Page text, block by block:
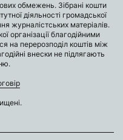
обмежень. Зібрані кошти
діяльності громадської
журналістських матеріалів.
організації благодійними
на перерозподіл коштів між
внески не підлягають